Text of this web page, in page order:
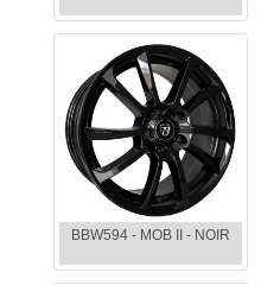
BBW594 - MOB II - NOIR